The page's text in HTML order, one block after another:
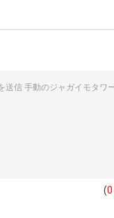
(0